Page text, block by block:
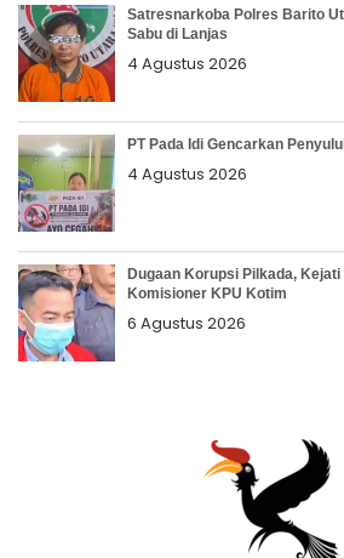
Satresnarkoba Polres Barito
Sabu di Lanjas
4 Agustus 2026
PT Pada Idi Gencarkan
4 Agustus 2026
Dugaan Korupsi Pilkada,
Komisioner KPU Kotim
6 Agustus 2026